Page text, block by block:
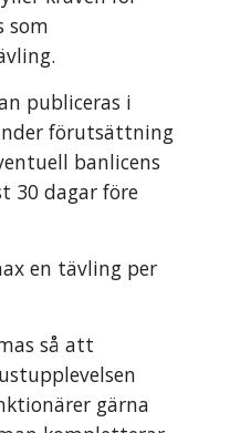
som
publiceras i
förutsättning
banlicens
30 dagar före
en tävling per
så att
gärna